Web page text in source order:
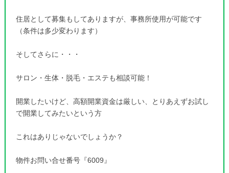
住居として募集もしてありますが、事務所使用が可能です
（条件は多少変わります）
そしてさらに・・・
サロン・生体・脱毛・エステも相談可能！
開業したいけど、高額開業資金は厳しい、とりあえずお試し
で開業してみたいという方
これはありじゃないでしょうか？
物件お問い合せ番号『6009』